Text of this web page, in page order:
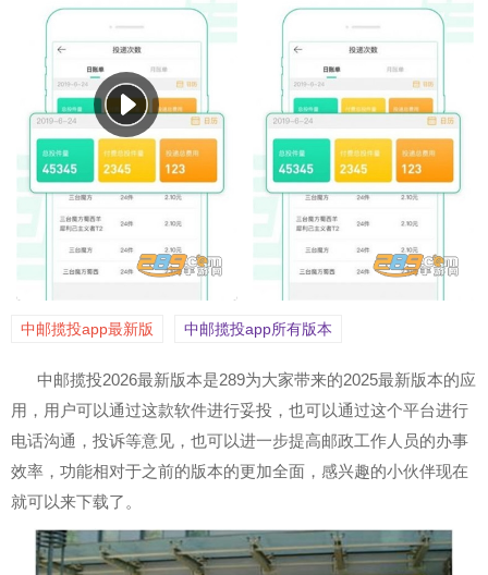
中邮揽投app最新版 中邮揽投app所有版本
中邮揽投2026最新版本是289为大家带来的2025最新版本的应
用，用户可以通过这款软件进行妥投，也可以通过这个平台进行
电话沟通，投诉等意见，也可以进一步提高邮政工作人员的办事
效率，功能相对于之前的版本的更加全面，感兴趣的小伙伴现在
就可以来下载了。